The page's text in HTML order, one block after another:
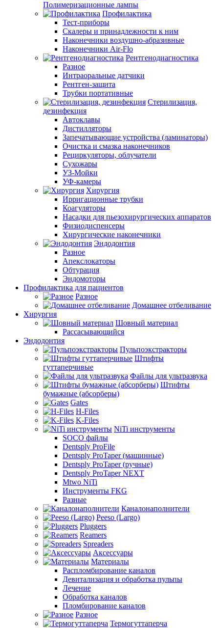
Полимеризационные лампы
Профилактика
Тест-приборы
Скалеры и принадлежности к ним
Наконечники воздушно-абразивные
Наконечники Air-Flo
Рентгенодиагностика
Разное
Интраоральные датчики
Рентген-защита
Трубки портативные
Стерилизация,
дезинфекция
Автоклавы
Дистилляторы
Запечатывающие устройства (ламинаторы)
Очистка и смазка наконечников
Рециркуляторы, облучатели
Сухожары
УЗ-Мойки
УФ-камеры
Хирургия
Ирригационные трубки
Коагуляторы
Насадки для пьезохирургических аппаратов
Физиодиспенсеры
Хирургические наконечники
Эндодонтия
Разное
Апекслокаторы
Обтурация
Эндомоторы
Профилактика для пациентов
Разное
Домашнее отбеливание
Хирургия
Шовный материал
Рассасывающийся
Эндодонтия
Пульпоэкстракторы
Штифты
гуттаперчивые
Файлы для ультразвука
Штифты
бумажные (абсорберы)
Gates
H-Files
K-Files
NiTi инструменты
SOCO файлы
Dentsply ProFile
Dentsply ProTaper (машинные)
Dentsply ProTaper (ручные)
Dentsply ProTaper NEXT
Mtwo NiTi
Инструменты FKG
Разные
Каналонаполнители
Peeso (Largo)
Pluggers
Reamers
Spreaders
Аксессуары
Материалы
Распломбирование каналов
Девитализация и обработка пульпы
Лечение
Обработка каналов
Пломбирование каналов
Разное
Термогуттаперча